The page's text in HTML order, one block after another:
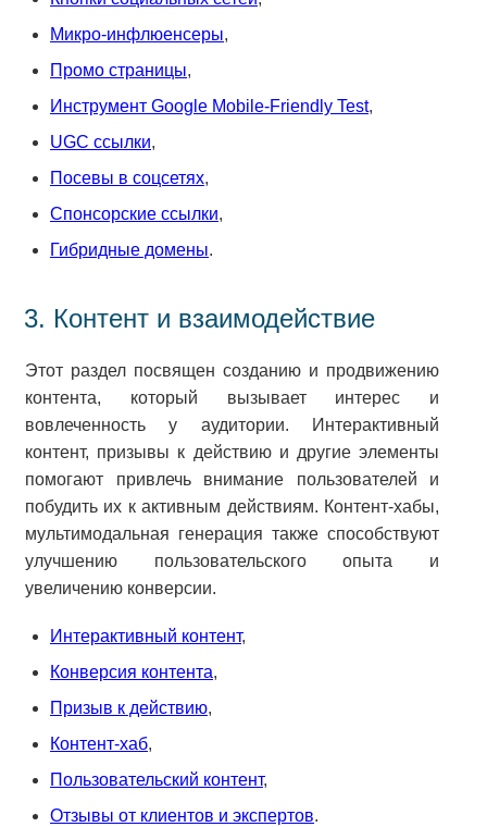
Микро-инфлюенсеры,
Промо страницы,
Инструмент Google Mobile-Friendly Test,
UGC ссылки,
Посевы в соцсетях,
Спонсорские ссылки,
Гибридные домены.
3. Контент и взаимодействие
Этот раздел посвящен созданию и продвижению
контента, который вызывает интерес и
вовлеченность у аудитории. Интерактивный
контент, призывы к действию и другие элементы
помогают привлечь внимание пользователей и
побудить их к активным действиям. Контент-хабы,
мультимодальная генерация также способствуют
улучшению пользовательского опыта и
увеличению конверсии.
Интерактивный контент,
Конверсия контента,
Призыв к действию,
Контент-хаб,
Пользовательский контент,
Отзывы от клиентов и экспертов.